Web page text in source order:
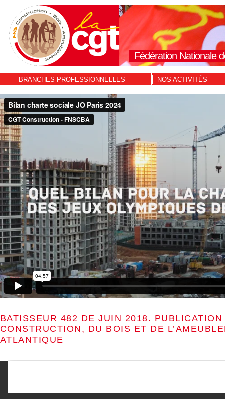
Fédération Nationale
BRANCHES PROFESSIONNELLES NOS ACTIVITÉS
BATISSEUR 482 DE JUIN 2018.
CONSTRUCTION, DU BOIS ET DE
ATLANTIQUE